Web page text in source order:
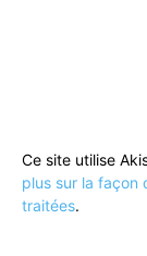
Ce site utilise
plus sur la façon
traitées.